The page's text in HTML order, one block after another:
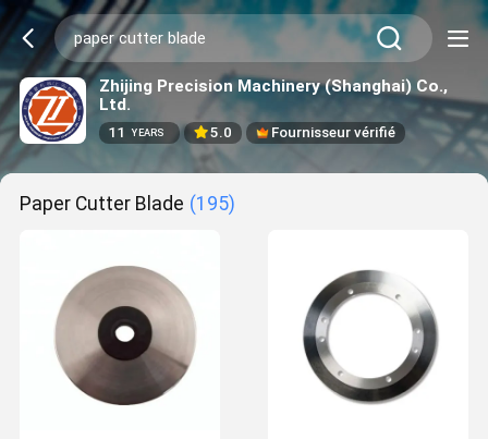
Zhijing Precision Machinery (Shanghai) Co.,
Ltd.
11 YEARS 5.0 Fournisseur vérifié
Paper Cutter Blade (195)